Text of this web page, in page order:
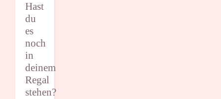
Hast
du
es
noch
in
deinem
Regal
stehen?